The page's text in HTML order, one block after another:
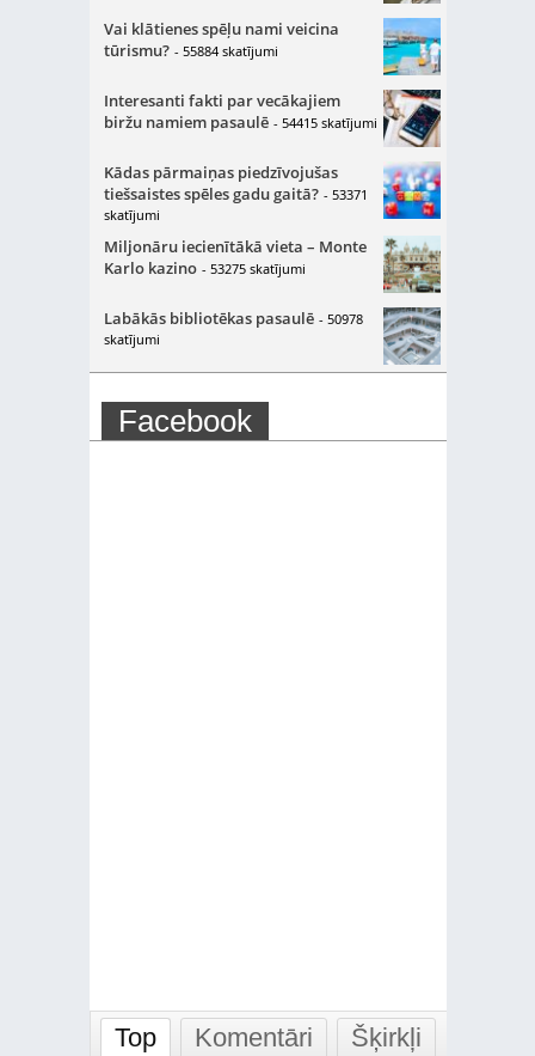
Vai klātienes spēļu nami veicina
tūrismu? - 55884 skatījumi
Interesanti fakti par vecākajiem
biržu namiem pasaulē - 54415 skatījumi
Kādas pārmaiņas piedzīvojušas
tiešsaistes spēles gadu gaitā? - 53371
skatījumi
Miljonāru iecienītākā vieta – Monte
Karlo kazino - 53275 skatījumi
Labākās bibliotēkas pasaulē - 50978
skatījumi
Facebook
Top Komentāri Šķirkļi